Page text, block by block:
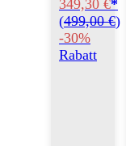
349,30 €*
(499,00 €)
-30%
Rabatt